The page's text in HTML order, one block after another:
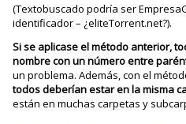
(Textobuscado podría ser
identificador – ¿eliteTorrent.net?).
Si se aplicase el método anterior,
nombre con un número entre
un problema. Además, con el
todos deberían estar en la misma
están en muchas carpetas y